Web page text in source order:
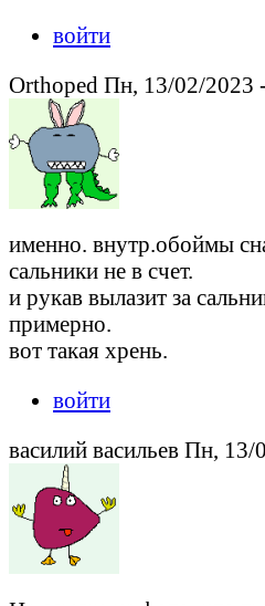
войти
Orthoped Пн, 13/02/2023
именно. внутр.обоймы
сальники не в счет.
и рукав вылазит за
примерно.
вот такая хрень.
войти
василий васильев Пн,